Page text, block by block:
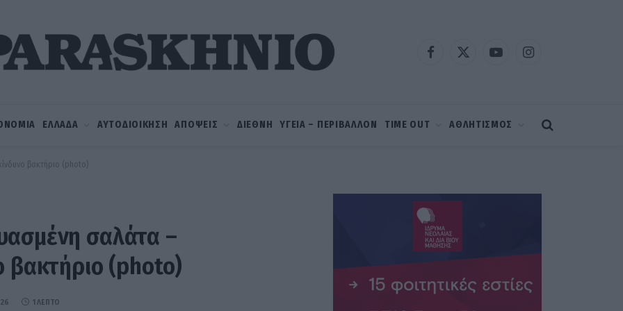
Facebook
X
YouTubeInstagram
ΕΛΛΑΔΑ ΑΥΤΟΔΙΟΙΚΗΣΗ ΑΠΟΨΕΙΣ ΔΙΕΘΝΗ ΥΓΕΙΑ – ΠΕΡΙΒΑΛΛΟΝ TIME OUT ΑΘΛΗΤΙΣΜΟΣ
βακτήριο (photo)
σαλάτα –
βακτήριο (photo)
1 ΛΕΠΤΌ